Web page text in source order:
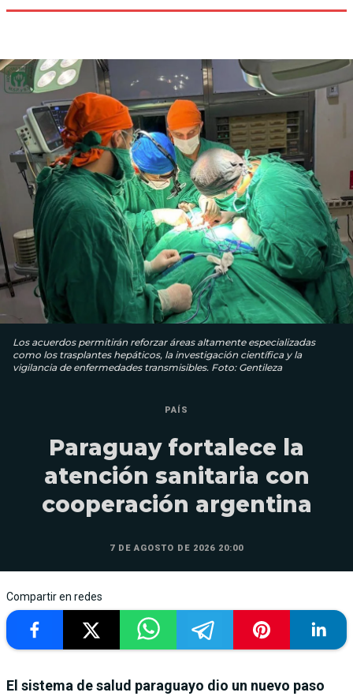
Los acuerdos permitirán reforzar áreas altamente especializadas
como los trasplantes hepáticos, la investigación científica y la
vigilancia de enfermedades transmisibles. Foto: Gentileza
PAÍS
Paraguay fortalece la
atención sanitaria con
cooperación argentina
7 DE AGOSTO DE 2026 20:00
Compartir en redes
El sistema de salud paraguayo dio un nuevo paso